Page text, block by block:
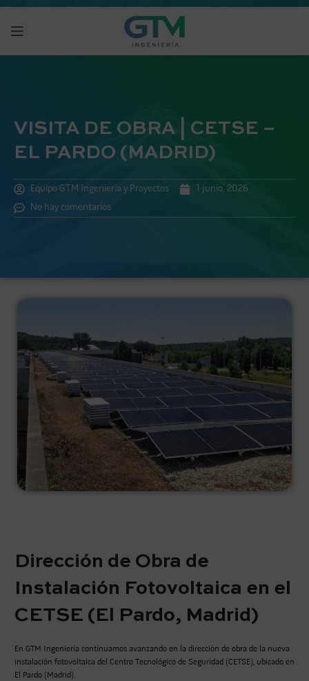
VISITA DE OBRA | CETSE –
EL PARDO (MADRID)
Equipo GTM Ingeniería y Proyectos 1 junio, 2026
No hay comentarios
Dirección de Obra de
Instalación Fotovoltaica en el
CETSE (El Pardo, Madrid)
En GTM Ingeniería continuamos avanzando en la dirección de obra de la nueva
instalación fotovoltaica del Centro Tecnológico de Seguridad (CETSE), ubicado en
El Pardo (Madrid).